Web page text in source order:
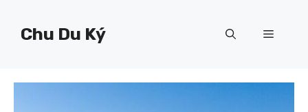
Chu Du Ký Menu